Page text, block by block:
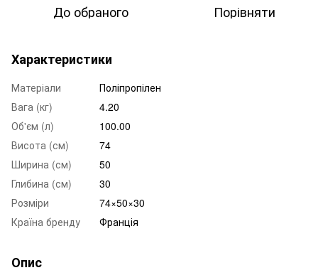
До обраного Порівняти
Характеристики
Матеріали
Поліпропілен
Вага (кг)
4.20
Об'єм (л)
100.00
Висота (см)
74
Ширина (см)
50
Глибина (см)
30
Розміри
74×50×30
Країна бренду
Франція
Опис